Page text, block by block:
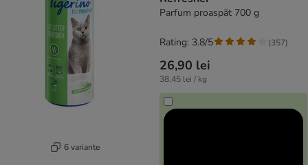
6 variante
Parfum proaspăt 700 g
26,90 lei
38,45 lei / kg
Rating: 3.8/5 (357)